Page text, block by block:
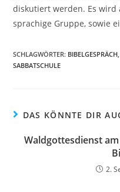
diskutiert werden. Es wird
sprachige Gruppe, sowie
SCHLAGWÖRTER: BIBELGESPRÄCH,
SABBATSCHULE
DAS KÖNNTE DIR
Waldgottesdienst
2.